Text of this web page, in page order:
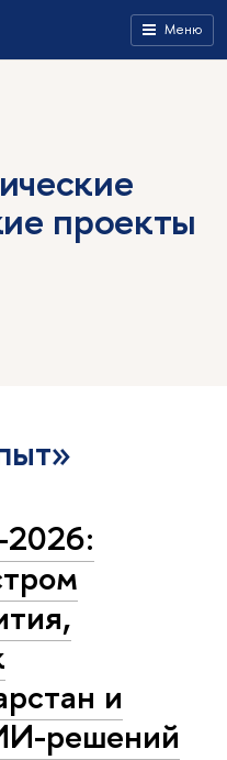
Меню
проекты
и
решений